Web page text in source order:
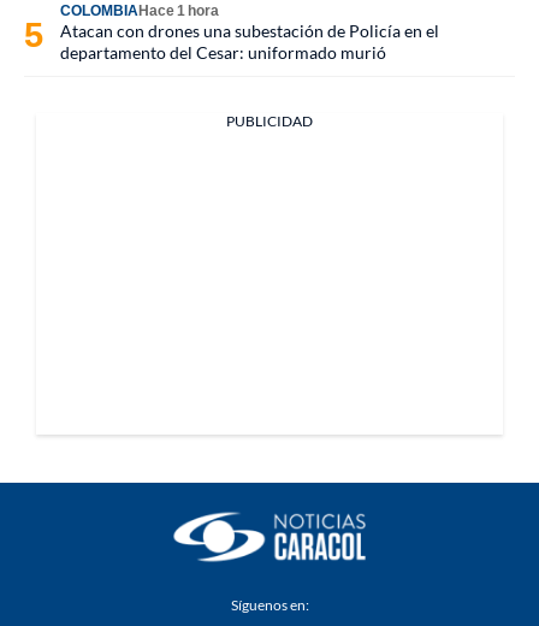
COLOMBIAHace 1 hora
Atacan con drones una subestación de Policía en el
departamento del Cesar: uniformado murió
PUBLICIDAD
Síguenos en: